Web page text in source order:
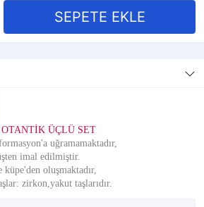
ÜÇLÜ SET
uğramamaktadır,​
imal edilmiştir.
oluşmaktadır,
zirkon,yakut taşlarıdır.